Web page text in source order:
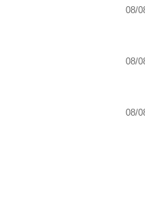
08/
08/
08/